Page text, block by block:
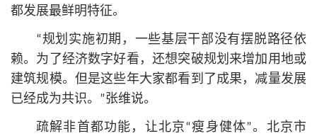
都发展最鲜明特征。
“规划实施初期，一些基层干部没有摆脱路径依
赖。为了经济数字好看，还想突破规划来增加用地或
建筑规模。但是这些年大家都看到了成果，减量发展
已经成为共识。”张维说。
疏解非首都功能，让北京“瘦身健体”。北京市